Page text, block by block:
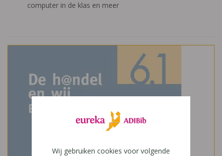
computer in de klas en meer
Wij gebruiken cookies voor volgende